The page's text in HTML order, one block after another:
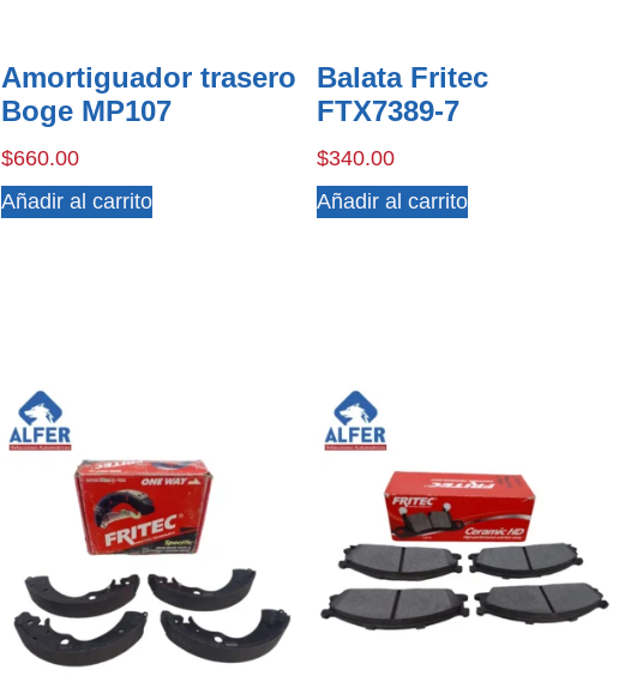
Amortiguador trasero
Boge MP107
$660.00
Añadir al carrito
Balata Fritec
FTX7389-7
$340.00
Añadir al carrito